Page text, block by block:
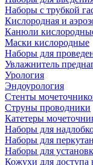
Наборы с трубкой
Кислородная и
Канюли
Маски кислородные
Наборы для
Увлажнитель
Урология
Эндоурология
Стенты
Струны проводники
Катетеры
Наборы для
Наборы для
Наборы для
Кожухи для доступа